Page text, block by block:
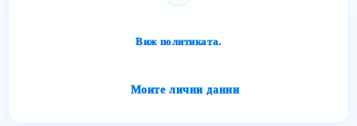
Виж политиката.
Моите лични данни